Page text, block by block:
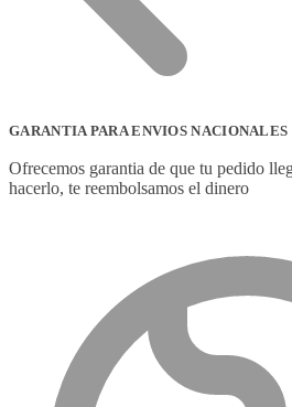
GARANTIA PARA ENVIOS
Ofrecemos garantia de que tu pedido
hacerlo, te reembolsamos el dinero